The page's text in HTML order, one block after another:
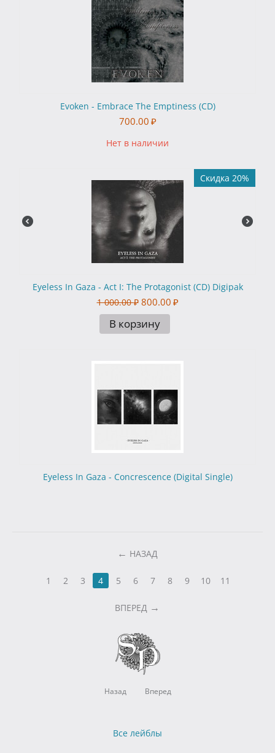
Evoken - Embrace The Emptiness (CD)
700.00 ₽
Нет в наличии
Скидка 20%
Eyeless In Gaza - Act I: The Protagonist (CD) Digipak
1 000.00 ₽ 800.00 ₽
В корзину
Eyeless In Gaza - Concrescence (Digital Single)
НАЗАД
1 2 3 4 5 6 7 8 9 10 11
ВПЕРЕД
Назад Вперед
Все лейблы